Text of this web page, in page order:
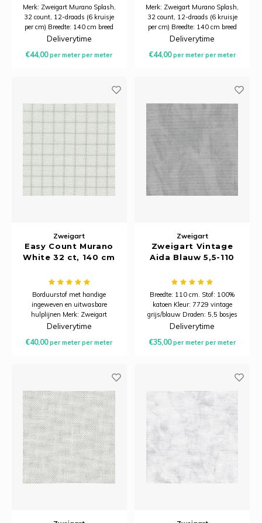
Merk: Zweigart Murano Splash,
32 count, 12-draads (6 kruisje
per cm) Breedte: 140 cm breed
Samenstelling: 52% katoen, 48%
Deliverytime
€44,00per meterper meter
Merk: Zweigart Murano Splash,
32 count, 12-draads (6 kruisje
per cm) Breedte: 140 cm breed
Samenstelling: 52% katoen, 48%
Deliverytime
€44,00per meterper meter
Zweigart
Easy Count Murano
White 32 ct, 140 cm
Borduurstof met handige
ingeweven en uitwasbare
hulplijnen Merk: Zweigart
Murano, 32 count, 12-draads (6
breed Samenstelling: 52%
Deliverytime
€40,00per meterper meter
Zweigart
Zweigart Vintage
Aida Blauw 5,5-110
Breedte: 110 cm. Stof: 100%
katoen Kleur: 7729 vintage
grijs/blauw Draden: 5,5 bosjes
per centimeter Minimale afname
Deliverytime
€35,00per meterper meter